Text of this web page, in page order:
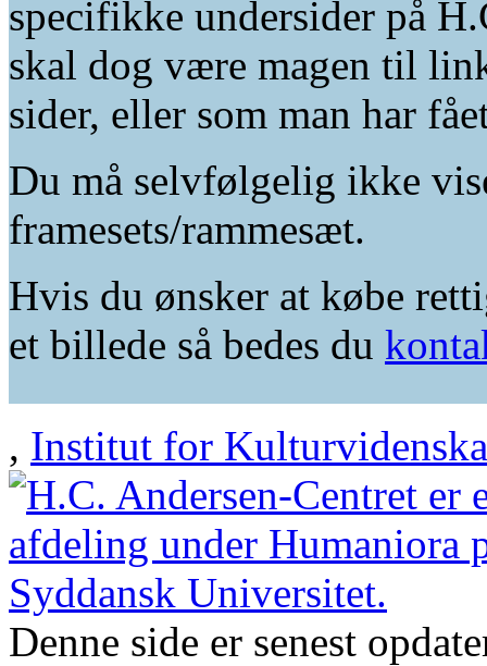
specifikke undersider på
skal dog være magen til
sider, eller som man har
Du må selvfølgelig ikke
framesets/rammesæt.
Hvis du ønsker at købe
et billede så bedes du
, Institut for
Denne side er senest